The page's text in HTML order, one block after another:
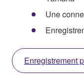
Une
Enregistrement